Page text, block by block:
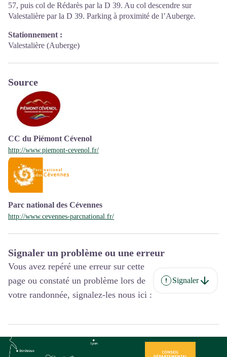
57, puis col de Rédarès par la D 39. Au col descendre sur
Valestalière par la D 39. Parking à proximité de l’Auberge.
Stationnement :
Valestalière (Auberge)
Source
CC du Piémont Cévenol
http://www.piemont-cevenol.fr/
Parc national des Cévennes
http://www.cevennes-parcnational.fr/
Signaler un problème ou une erreur
Vous avez repéré une erreur sur cette
page ou constaté un problème lors de
votre randonnée, signalez-les nous ici :
Signaler